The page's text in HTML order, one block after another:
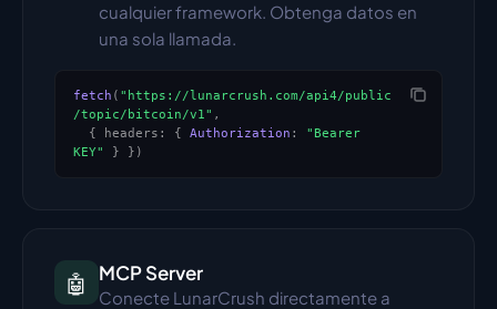
cualquier framework. Obtenga datos en
una sola llamada.
fetch ( "https://lunarcrush.com/api4/public
/topic/bitcoin/v1" ,
{ headers: { Authorization : "Bearer
KEY"
} } )
🤖 MCP Server
Conecte LunarCrush directamente a